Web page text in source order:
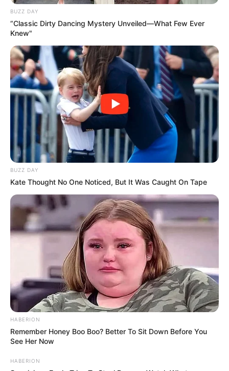
BUZZ DAY
“Classic Dirty Dancing Mystery Unveiled—What Few Ever
Knew"
BUZZ DAY
Kate Thought No One Noticed, But It Was Caught On Tape
HABERION
Remember Honey Boo Boo? Better To Sit Down Before You
See Her Now
HABERION